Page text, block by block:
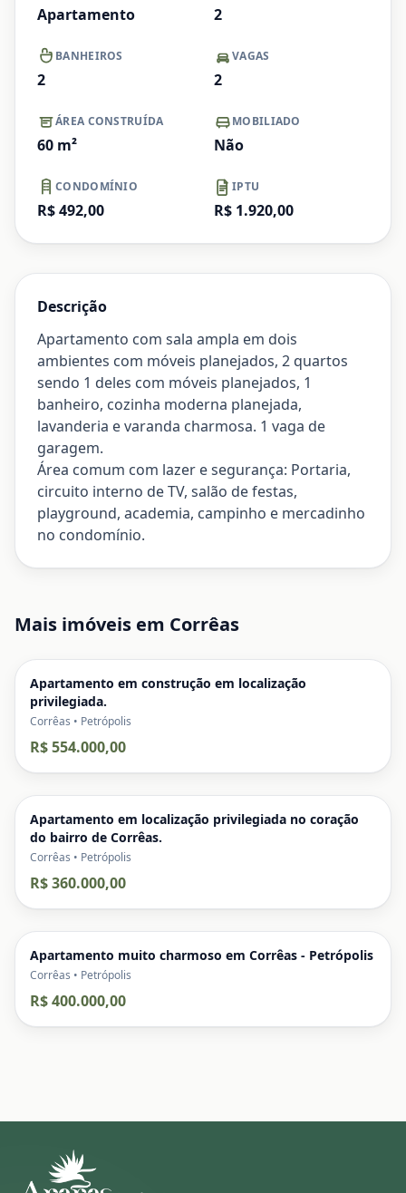
Apartamento 2
BANHEIROS
2
VAGAS
2
ÁREA CONSTRUÍDA
60 m²
MOBILIADO
Não
CONDOMÍNIO
R$ 492,00
IPTU
R$ 1.920,00
Descrição
Apartamento com sala ampla em dois
ambientes com móveis planejados, 2 quartos
sendo 1 deles com móveis planejados, 1
banheiro, cozinha moderna planejada,
lavanderia e varanda charmosa. 1 vaga de
garagem.
Área comum com lazer e segurança: Portaria,
circuito interno de TV, salão de festas,
playground, academia, campinho e mercadinho
no condomínio.
Mais imóveis em Corrêas
Apartamento em construção em localização
privilegiada.
Corrêas • Petrópolis
R$ 554.000,00
Apartamento em localização privilegiada no coração
do bairro de Corrêas.
Corrêas • Petrópolis
R$ 360.000,00
Apartamento muito charmoso em Corrêas - Petrópolis
Corrêas • Petrópolis
R$ 400.000,00